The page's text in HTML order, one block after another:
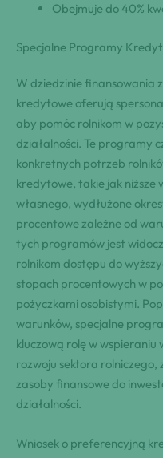
Obejmuje do 40%
Specjalne Programy
W dziedzinie finansowania
kredytowe oferują
aby pomóc rolnikom w
działalności. Te programy
konkretnych potrzeb
kredytowe, takie jak niższe
własnego, wydłużone
procentowe zależne od
tych programów jest
rolnikom dostępu do
stopach procentowych w
pożyczkami osobistymi.
warunków, specjalne
kluczową rolę w
rozwoju sektora
zasoby finansowe do
działalności.
Wniosek o preferencyjną